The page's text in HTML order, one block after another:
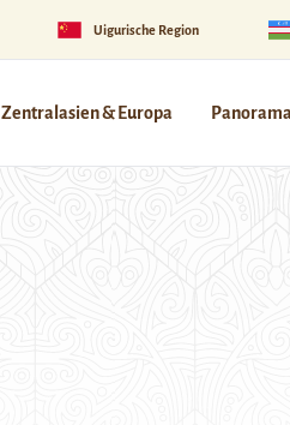
Uigurische Region
Zentralasien & Europa